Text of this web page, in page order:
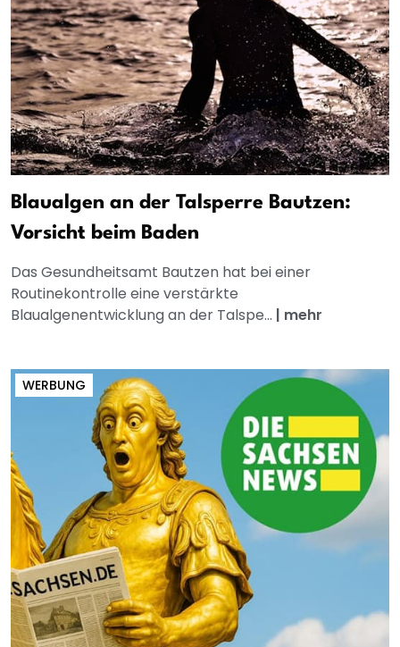
Blaualgen an der Talsperre Bautzen:
Vorsicht beim Baden
Das Gesundheitsamt Bautzen hat bei einer
Routinekontrolle eine verstärkte
Blaualgenentwicklung an der Talspe... | mehr
WERBUNG